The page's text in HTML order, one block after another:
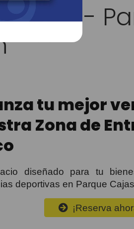
-
tu mejor
Zona de
diseñado para tu
deportivas en Parque
¡Reserva